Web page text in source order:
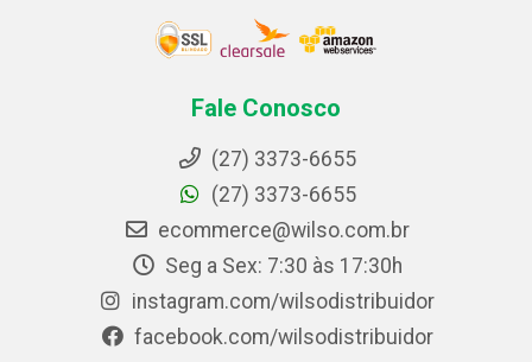
Fale Conosco
(27) 3373-6655
(27) 3373-6655
ecommerce@wilso.com.br
Seg a Sex: 7:30 às 17:30h
instagram.com/wilsodistribuidor
facebook.com/wilsodistribuidor